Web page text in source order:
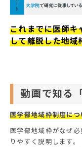
これまでに医師キ
して離脱した地域
動画で知る
医学部地域枠制度に
医学部地域枠がなぜ
りやすく説明します。